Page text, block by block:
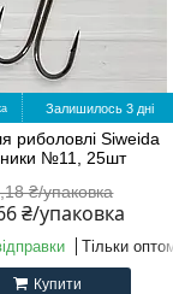
Залишилось 3 дні
риболовлі Siweida
№11, 25шт
₴/упаковка
₴/упаковка
Тільки
Купити